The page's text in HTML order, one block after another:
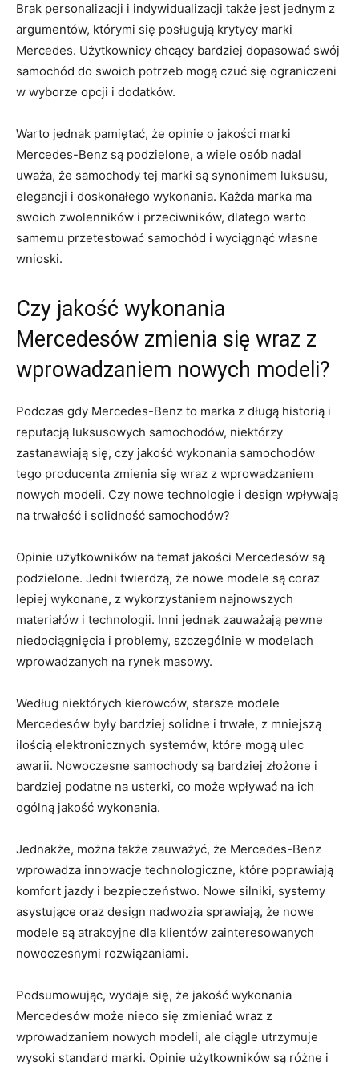
Brak⁢ personalizacji ⁢i ‌indywidualizacji ⁣także‌ jest jednym z
argumentów, ⁤którymi ⁤się ⁢posługują krytycy marki
Mercedes. Użytkownicy chcący bardziej⁤ dopasować​ swój
samochód do swoich potrzeb mogą czuć​ się‌ ograniczeni
w wyborze opcji i dodatków.
Warto jednak​ pamiętać, że opinie o jakości marki
Mercedes-Benz ⁤są podzielone, a wiele osób⁤ nadal
uważa, że samochody tej marki ⁢są synonimem luksusu,
elegancji i doskonałego wykonania. Każda marka ma‌
swoich zwolenników i przeciwników,⁢ dlatego warto
samemu przetestować ‌samochód​ i⁢ wyciągnąć własne
wnioski.
Czy ‌jakość wykonania
Mercedesów zmienia się wraz z⁢
wprowadzaniem nowych modeli?
Podczas gdy‍ Mercedes-Benz​ to marka z długą ‍historią i‌
reputacją luksusowych samochodów, niektórzy​
zastanawiają się, czy‌ jakość⁢ wykonania‍ samochodów
tego producenta zmienia się wraz z wprowadzaniem
nowych​ modeli. Czy nowe technologie i ⁣design wpływają
⁤na trwałość i solidność samochodów?
Opinie użytkowników na temat jakości Mercedesów są
podzielone. ‍Jedni twierdzą, że nowe modele ​są coraz
lepiej wykonane, ⁣z⁣ wykorzystaniem najnowszych
materiałów i technologii.‍ Inni jednak​ zauważają⁤ pewne
niedociągnięcia i ⁣problemy, szczególnie w modelach
wprowadzanych na rynek masowy.
Według niektórych kierowców, starsze modele
Mercedesów były⁢ bardziej solidne i trwałe, ⁣z mniejszą
ilością elektronicznych systemów, ⁣które mogą ​ulec
awarii. Nowoczesne⁣ samochody są bardziej złożone i
bardziej ⁣podatne ⁢na usterki, co ⁣może wpływać na ich
ogólną jakość wykonania.
Jednakże,‌ można ⁣także zauważyć, że Mercedes-Benz
wprowadza innowacje technologiczne,⁣ które poprawiają‍
komfort jazdy i bezpieczeństwo. Nowe ‍silniki, systemy
asystujące ⁢oraz ⁤design nadwozia sprawiają, ​że nowe
modele są atrakcyjne⁢ dla klientów⁢ zainteresowanych
nowoczesnymi rozwiązaniami.
Podsumowując, ⁣wydaje się, że jakość wykonania‍
Mercedesów ‍może nieco się ‍zmieniać wraz⁢ z
wprowadzaniem nowych modeli, ale ciągle⁢ utrzymuje
wysoki standard marki.⁣ Opinie użytkowników są różne ⁢i ​